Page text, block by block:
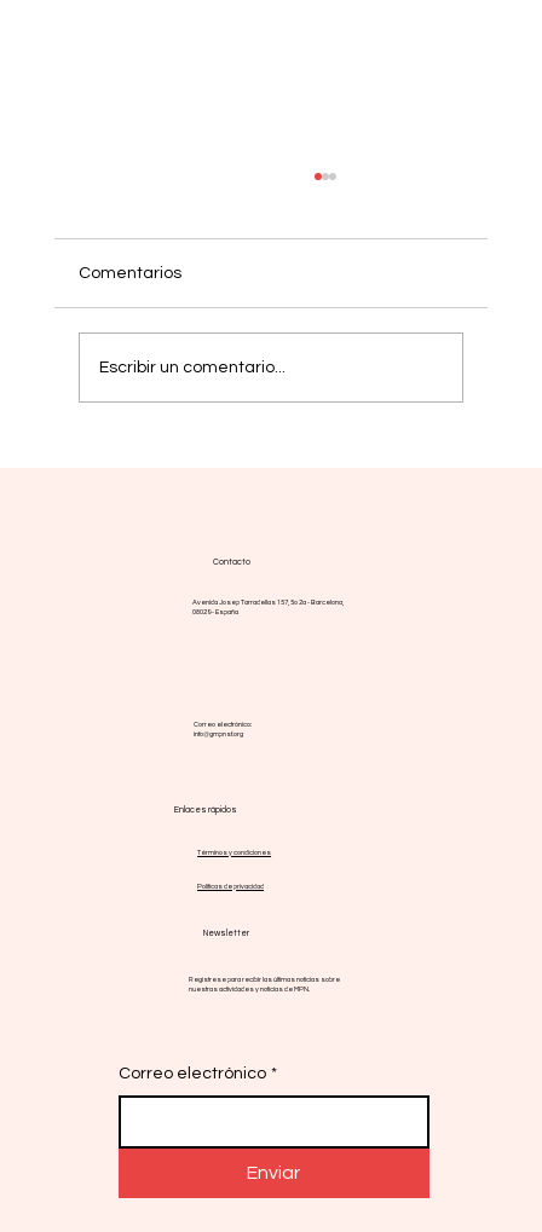
Comentarios
Escribir un comentario...
Newsletter
Regístrese para recibir las últimas noticias sobre
nuestras actividades y noticias de MPN.
Correo electrónico *
Enviar
Contacto
Avenida Josep Tarradellas 157, 5o 2a - Barcelona,
08029 - España
Correo electrónico:
info@gmpnsf.org
Enlaces rápidos
Términos y condiciones
Políticas de privacidad